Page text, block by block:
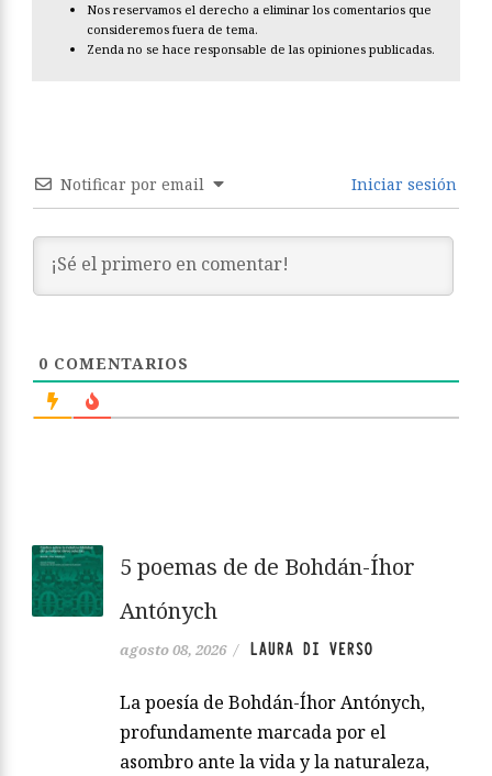
Nos reservamos el derecho a eliminar los comentarios que
consideremos fuera de tema.
Zenda no se hace responsable de las opiniones publicadas.
Notificar por email Iniciar sesión
0 COMENTARIOS
5 poemas de de Bohdán-Íhor
Antónych
agosto 08, 2026 / LAURA DI VERSO
La poesía de Bohdán-Íhor Antónych,
profundamente marcada por el
asombro ante la vida y la naturaleza,